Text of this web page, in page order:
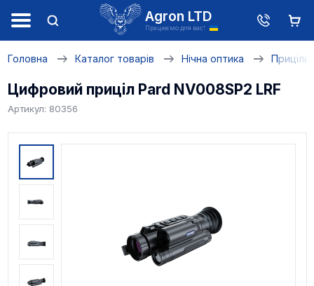
Agron LTD
Працюємо для вас!
Головна Каталог товарів Нічна оптика Приціли
Цифровий приціл Pard NV008SP2 LRF
Артикул: 80356